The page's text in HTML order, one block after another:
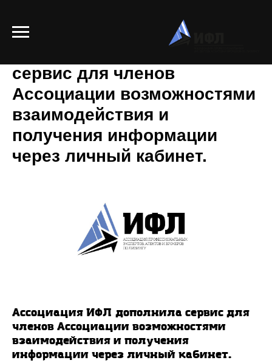
сервис для членов
Ассоциации возможностями
взаимодействия и
получения информации
через личный кабинет.
Ассоциация ИФЛ дополнила сервис для
членов Ассоциации возможностями
взаимодействия и получения
информации через личный кабинет.